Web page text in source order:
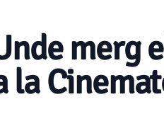
merg
la